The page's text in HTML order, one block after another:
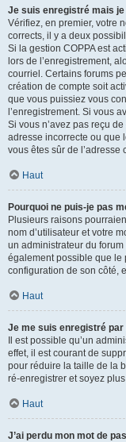
Je suis enregistré mais
Vérifiez, en premier, votre
corrects, il y a deux
Si la gestion COPPA est
lors de l’enregistrement,
courriel. Certains forums
création de compte soit
que vous puissiez vous
l’enregistrement. Si vous
Si vous n’avez pas reçu
adresse incorrecte ou que
vous êtes sûr de
Haut
Pourquoi ne puis-je pas
Plusieurs raisons
nom d’utilisateur et votre
un administrateur du
également possible que le
configuration de son côté,
Haut
Je me suis enregistré
Il est possible qu’un
effet, il est courant de
pour réduire la taille de la
ré-enregistrer et soyez
Haut
J’ai perdu mon mot de